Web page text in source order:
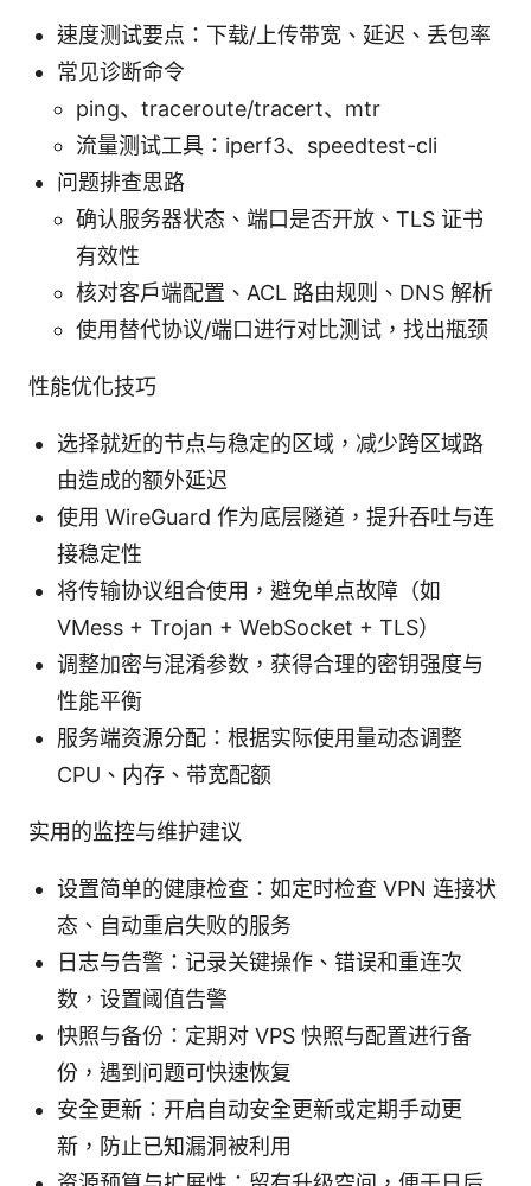
速度测试要点：下载/上传带宽、延迟、丢包率
常见诊断命令
ping、traceroute/tracert、mtr
流量测试工具：iperf3、speedtest-cli
问题排查思路
确认服务器状态、端口是否开放、TLS 证书
有效性
核对客户端配置、ACL 路由规则、DNS 解析
使用替代协议/端口进行对比测试，找出瓶颈
性能优化技巧
选择就近的节点与稳定的区域，减少跨区域路
由造成的额外延迟
使用 WireGuard 作为底层隧道，提升吞吐与连
接稳定性
将传输协议组合使用，避免单点故障（如
VMess + Trojan + WebSocket + TLS）
调整加密与混淆参数，获得合理的密钥强度与
性能平衡
服务端资源分配：根据实际使用量动态调整
CPU、内存、带宽配额
实用的监控与维护建议
设置简单的健康检查：如定时检查 VPN 连接状
态、自动重启失败的服务
日志与告警：记录关键操作、错误和重连次
数，设置阈值告警
快照与备份：定期对 VPS 快照与配置进行备
份，遇到问题可快速恢复
安全更新：开启自动安全更新或定期手动更
新，防止已知漏洞被利用